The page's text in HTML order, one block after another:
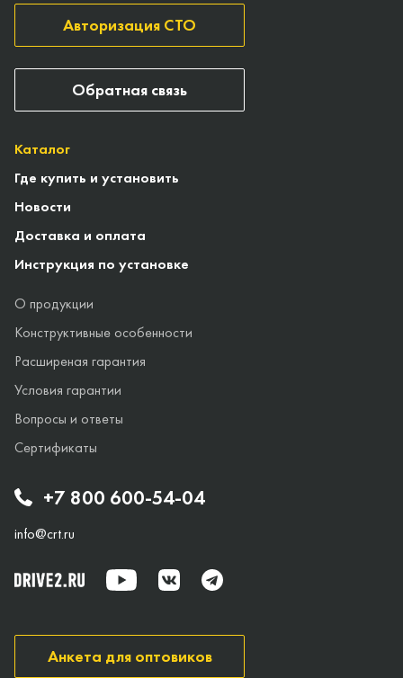
+7 800 600-54-04
info@crt.ru
Каталог
Где купить и установить
Новости
Доставка и оплата
Инструкция по установке
О продукции
Конструктивные особенности
Расширеная гарантия
Условия гарантии
Вопросы и ответы
Сертификаты
Авторизация СТО
Анкета для оптовиков
Обратная связь